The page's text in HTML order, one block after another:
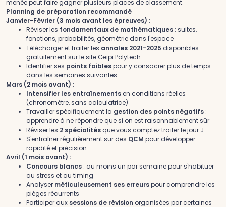
menée peut faire gagner plusieurs places de classement.
Planning de préparation recommandé
Janvier-Février (3 mois avant les épreuves) :
Réviser les fondamentaux de mathématiques : suites,
fonctions, probabilités, géométrie dans l'espace
Télécharger et traiter les annales 2021-2025 disponibles
gratuitement sur le site Geipi Polytech
Identifier ses points faiblespour y consacrer plus de temps
dans les semaines suivantes
Mars (2 mois avant) :
Intensifier les entraînementsen conditions réelles
(chronomètre, sans calculatrice)
Travailler spécifiquement la gestion des points négatifs :
apprendre à ne répondre que si on est raisonnablement sûr
Réviser les 2 spécialitésque vous comptez traiter le jour J
S'entraîner régulièrement sur des QCM pour développer
rapidité et précision
Avril (1 mois avant) :
Concours blancs : au moins un par semaine pour s'habituer
au stress et au timing
Analyser méticuleusement ses erreurspour comprendre les
pièges récurrents
Participer aux sessions de révision organisées par certaines